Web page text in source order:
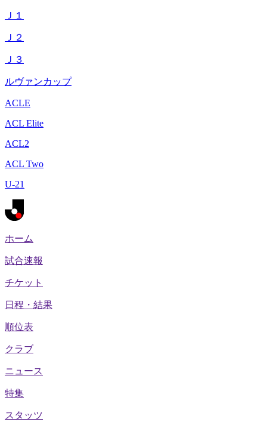
Ｊ１
Ｊ２
Ｊ３
ルヴァンカップ
ACLE
ACL Elite
ACL2
ACL Two
U-21
ホーム
試合速報
チケット
日程・結果
順位表
クラブ
ニュース
特集
スタッツ